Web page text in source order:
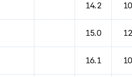
14.2
15.0
16.1